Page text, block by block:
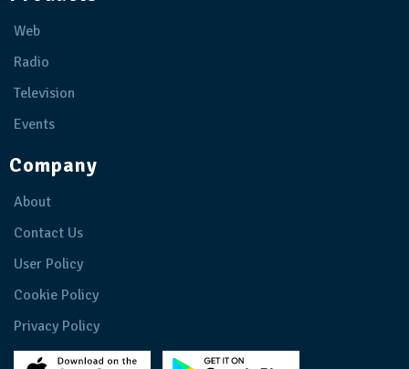
Web
Radio
Television
Events
Company
About
Contact Us
User Policy
Cookie Policy
Privacy Policy